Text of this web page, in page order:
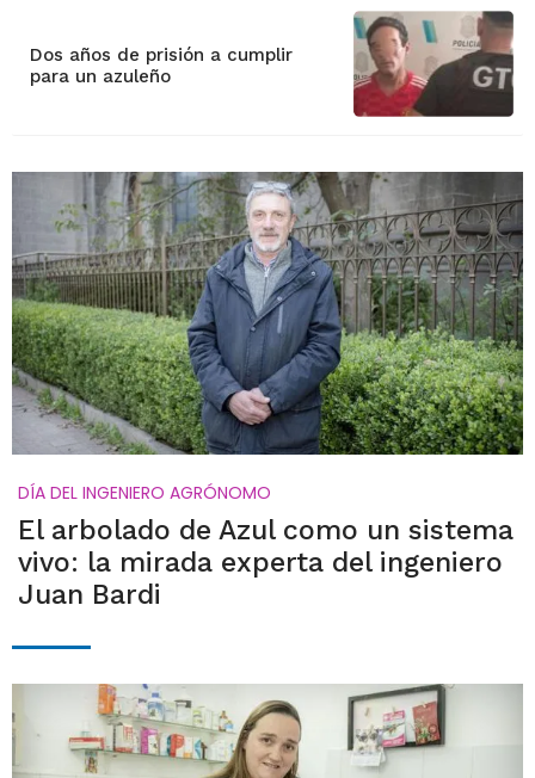
Dos años de prisión a cumplir
para un azuleño
DÍA DEL INGENIERO AGRÓNOMO
El arbolado de Azul como un sistema
vivo: la mirada experta del ingeniero
Juan Bardi